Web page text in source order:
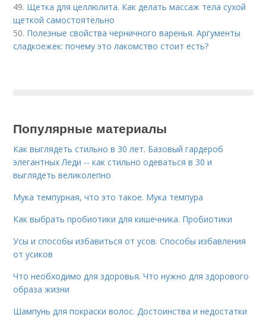
49. Щетка для целлюлита. Как делать массаж тела сухой
щеткой самостоятельно
50. Полезные свойства черничного варенья. Аргументы
сладкоежек: почему это лакомство стоит есть?
Популярные материалы
Как выглядеть стильно в 30 лет. Базовый гардероб
элегантных Леди -- как стильно одеваться в 30 и
выглядеть великолепно
Мука темпурная, что это такое. Мука темпура
Как выбрать пробиотики для кишечника. Пробиотики
Усы и способы избавиться от усов. Способы избавления
от усиков
Что необходимо для здоровья. Что нужно для здорового
образа жизни
Шампунь для покраски волос. Достоинства и недостатки